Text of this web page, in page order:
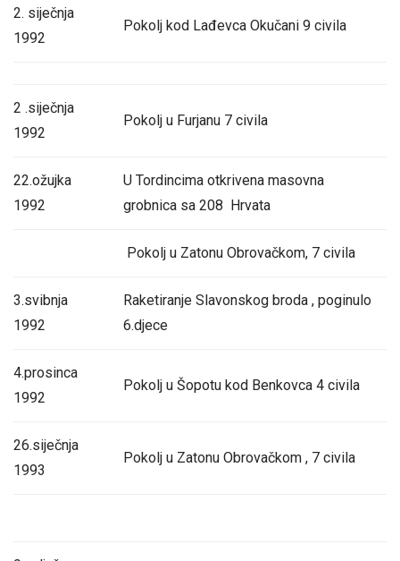
2. siječnja
1992
Pokolj kod Lađevca Okučani 9 civila
2 .siječnja
1992
Pokolj u Furjanu 7 civila
22.ožujka
1992
U Tordincima otkrivena masovna
grobnica sa 208 Hrvata
Pokolj u Zatonu Obrovačkom, 7 civila
3.svibnja
1992
Raketiranje Slavonskog broda , poginulo
6.djece
4.prosinca
1992
Pokolj u Šopotu kod Benkovca 4 civila
26.siječnja
1993
Pokolj u Zatonu Obrovačkom , 7 civila